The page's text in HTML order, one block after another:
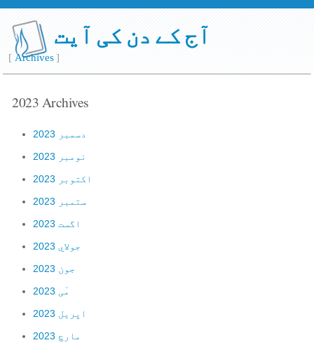
آج کے دن کی آیت
[ Archives]
2023 Archives
دسمبر 2023
نومبر 2023
اكتوبر 2023
ستمبر 2023
اگست 2023
جولاي 2023
جون 2023
مٓی 2023
اپريل 2023
مارچ 2023